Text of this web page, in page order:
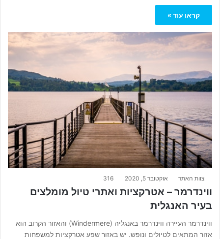
קראו עוד »
צוות האתר אוקטובר 5, 2020 316
ווינדרמר – אטרקציות ואתרי טיול מומלצים
בעיר האנגלית
ווינדרמר העיירה ווינדרמר באנגליה (Windermere) והאזור הקרוב הוא
אזור המתאים לטיולים ונופש. יש באזור שפע אטרקציות למשפחות